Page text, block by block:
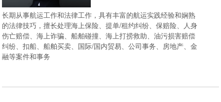
长期从事航运工作和法律工作，具有丰富的航运实践经验和娴熟
的法律技巧，擅长处理海上保险、提单/租约纠纷、保赔险、人身
伤亡赔偿、海上诈骗、船舶碰撞、海上打捞救助、油污损害赔偿
纠纷、扣船、船舶买卖、国际/国内贸易、公司事务、房地产、金
融等案件和事务